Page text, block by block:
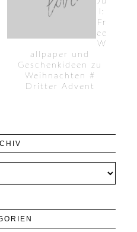
l:
Fr
ee
W
allpaper und
Geschenkideen zu
Weihnachten #
Dritter Advent